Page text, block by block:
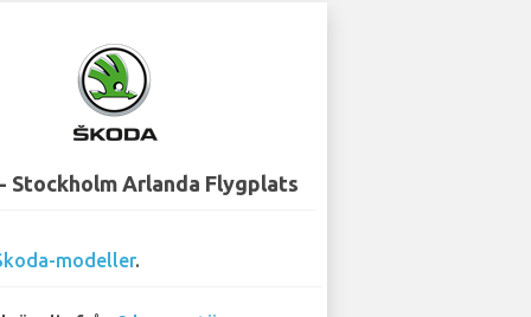
Stockholm Arlanda Flygplats
modeller.